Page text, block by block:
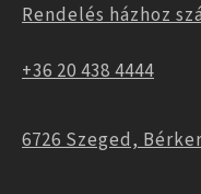
Rendelés házhoz
+36 20 438 4444
6726 Szeged,